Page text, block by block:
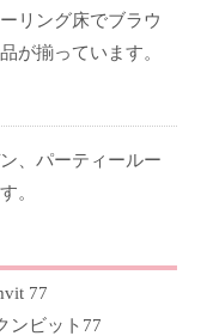
リング床でブラウ
が揃っています。
、パーティールー
。
77
ンビット77